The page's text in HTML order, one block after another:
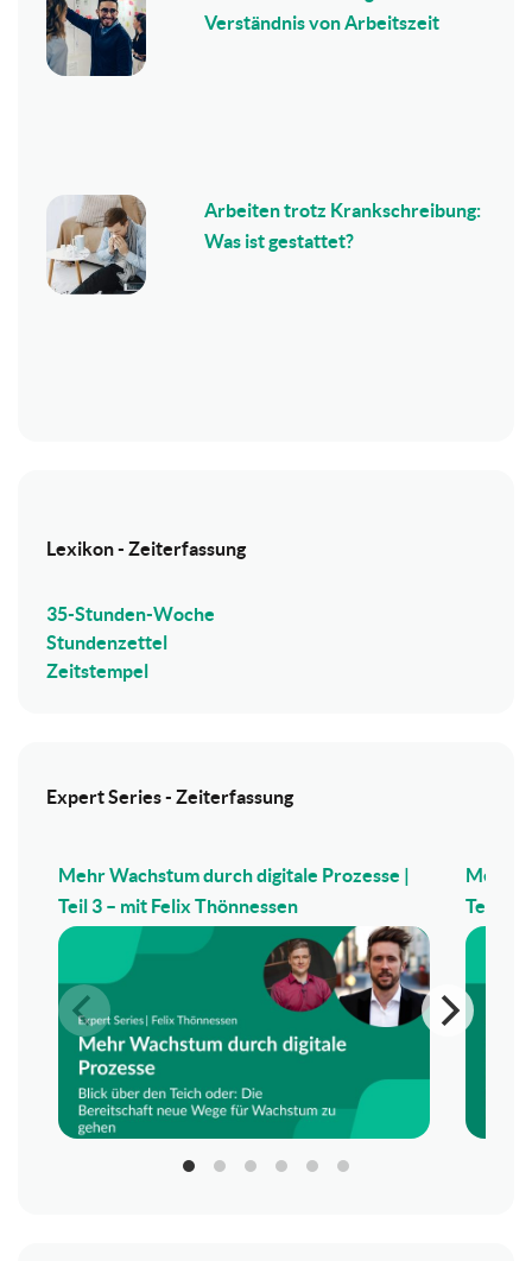
Verständnis von Arbeitszeit
Arbeiten trotz Krankschreibung:
Was ist gestattet?
Lexikon - Zeiterfassung
35-Stunden-Woche
Stundenzettel
Zeitstempel
Expert Series - Zeiterfassung
Mehr Wachstum durch digitale Prozesse |
Teil 3 – mit Felix Thönnessen
Mehr
Teil 2 –